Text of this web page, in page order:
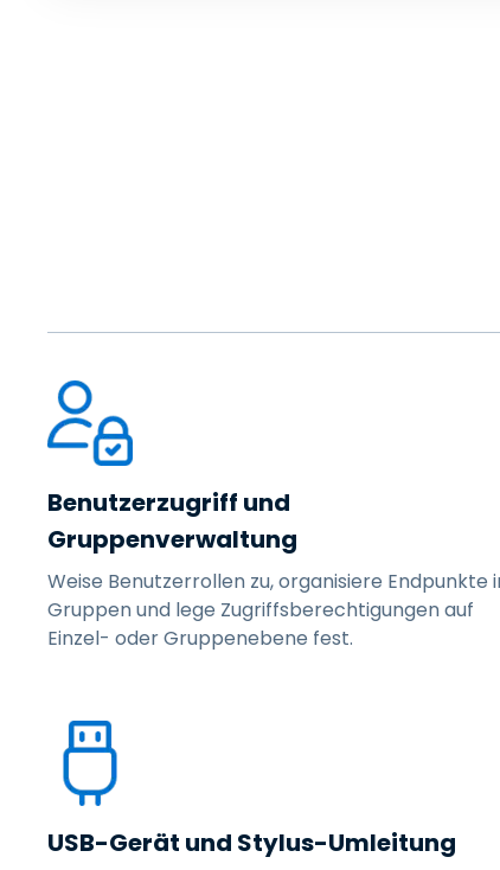
Benutzerzugriff und
Gruppenverwaltung
Weise Benutzerrollen zu, organisiere Endpunkte
Gruppen und lege Zugriffsberechtigungen auf
Einzel- oder Gruppenebene fest.
USB-Gerät und Stylus-Umleitung